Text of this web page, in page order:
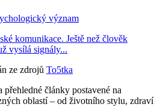
význam
komunikace. Ještě než člověk
vysílá signály...
ze zdrojů To5tka
články postavené na
oblastí – od životního stylu, zdraví